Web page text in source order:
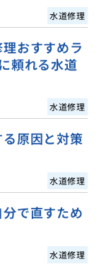
水道修理
おすすめラ
頼れる水道
水道修理
原因と対策
水道修理
で直すため
水道修理